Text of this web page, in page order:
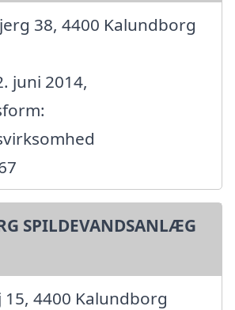
38, 4400 Kalundborg
juni 2014,
SPILDEVANDSANLÆG
15, 4400 Kalundborg